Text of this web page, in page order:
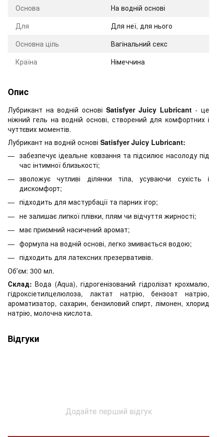
Оснoва
На водній основі
Для
Для неї, для нього
Основна ціль
Вагінальний секс
Країна
Німеччина
Опис
Лубрикант на водній основі Satisfyer Juicy Lubricant - це
ніжний гель на водній основі, створений для комфортних і
чуттєвих моментів.
Лубрикант на водній основі Satisfyer Juicy Lubricant:
забезпечує ідеальне ковзання та підсилює насолоду під
час інтимної близькості;
зволожує чутливі ділянки тіла, усуваючи сухість і
дискомфорт;
підходить для мастурбації та парних ігор;
не залишає липкої плівки, плям чи відчуття жирності;
має приємний насичений аромат;
формула на водній основі, легко змивається водою;
підходить для латексних презервативів.
Обʼєм: 300 мл.
Склад:Вода (Aqua), гідрогенізований гідролізат крохмалю,
гідроксіетилцелюлоза, лактат натрію, бензоат натрію,
ароматизатор, сахарин, бензиловий спирт, лімонен, хлорид
натрію, молочна кислота.
Відгуки
Додайте перший відгук